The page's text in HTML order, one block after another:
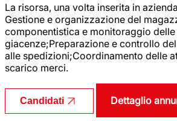
La risorsa, una volta inserita in
Gestione e organizzazione del
componentistica e monitoraggio delle
giacenze;Preparazione e controllo
alle spedizioni;Coordinamento delle
scarico merci.
Candidati Dettaglio